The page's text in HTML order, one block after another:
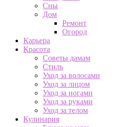
Сны
Дом
Ремонт
Огород
Карьера
Красота
Советы дамам
Стиль
Уход за волосами
Уход за лицом
Уход за ногами
Уход за руками
Уход за телом
Кулинария